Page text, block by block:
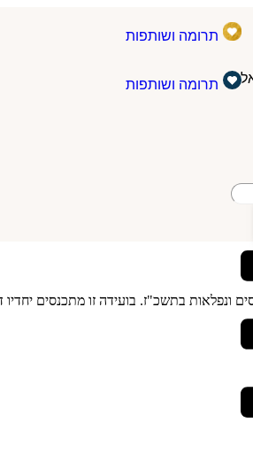
תרומה ושותפות
תרומה ושותפות
בתשכ"ז. בועידה זו מתכנסים